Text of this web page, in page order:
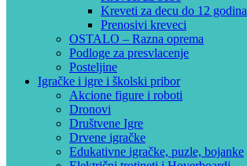
Kreveti za decu do 12 godina
Prenosivi kreveci
OSTALO – Razna oprema
Podloge za presvlacenje
Posteljine
Igračke i igre i školski pribor
Akcione figure i roboti
Dronovi
Društvene Igre
Drvene igračke
Edukativne igračke, puzle, bojanke